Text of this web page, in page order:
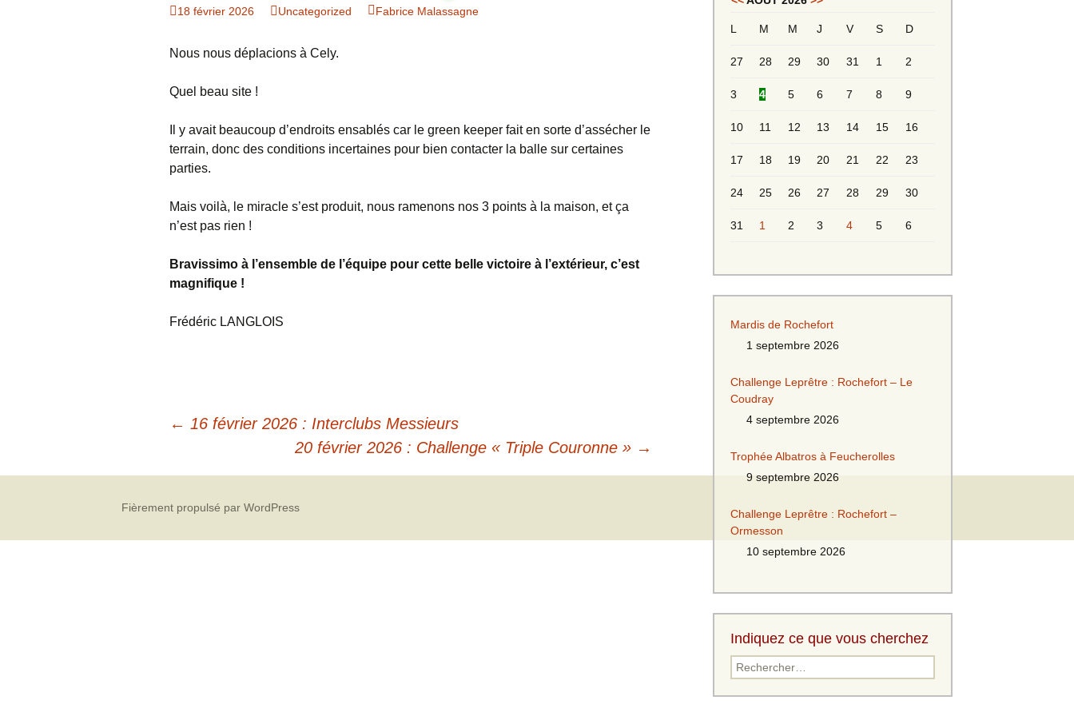
Charte pour les joueurs
des équipes
Organigramme
Commission Loisirs
Dames
Equipe Senior 2
Messieurs
Messieurs
Equipe Mid-Amateurs
Messieurs 2ème série
Messieurs Golden
Mai
18 février 2026 Uncategorized Fabrice Malassagne
Nous nous déplacions à Cely.
Quel beau site !
Il y avait beaucoup d’endroits ensablés car le green keeper fait en sorte d’assécher le
terrain, donc des conditions incertaines pour bien contacter la balle sur certaines
parties.
Mais voilà, le miracle s’est produit, nous ramenons nos 3 points à la maison, et ça
n’est pas rien !
Bravissimo à l’ensemble de l’équipe pour cette belle victoire à l’extérieur, c’est
magnifique !
Frédéric LANGLOIS
← 16 février 2026 : Interclubs Messieurs
20 février 2026 : Challenge « Triple Couronne » →
L M M J V S D
27 28 29 30 31 1 2
3 4 5 6 7 8 9
10 11 12 13 14 15 16
17 18 19 20 21 22 23
24 25 26 27 28 29 30
31 1 2 3 4 5 6
Mardis de Rochefort
1 septembre 2026
Challenge Leprêtre : Rochefort – Le
Coudray
4 septembre 2026
Trophée Albatros à Feucherolles
9 septembre 2026
Challenge Leprêtre : Rochefort –
Ormesson
10 septembre 2026
Indiquez ce que vous cherchez
Fièrement propulsé par WordPress